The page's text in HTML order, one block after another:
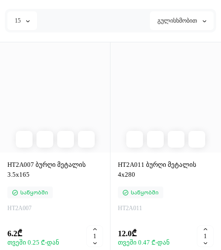
15 გულისხმობით
HT2A007 ბურღი მეტალის
3.5x165
Საწყობში
HT2A007
6.2₾
თვეში 0.25 ₾-დან
HT2A011 ბურღი მეტალის
4x280
Საწყობში
HT2A011
12.0₾
თვეში 0.47 ₾-დან